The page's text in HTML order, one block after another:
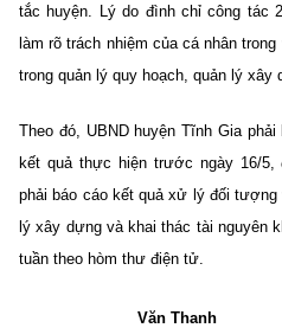
tắc huyện. Lý do đình chỉ công tác
làm rõ trách nhiệm của cá nhân
trong quản lý quy hoạch, quản lý xây
Theo đó, UBND huyện Tĩnh Gia
kết quả thực hiện trước ngày 16/
phải báo cáo kết quả xử lý đối
lý xây dựng và khai thác tài nguyên
tuần theo hòm thư điện tử.
Văn Thanh